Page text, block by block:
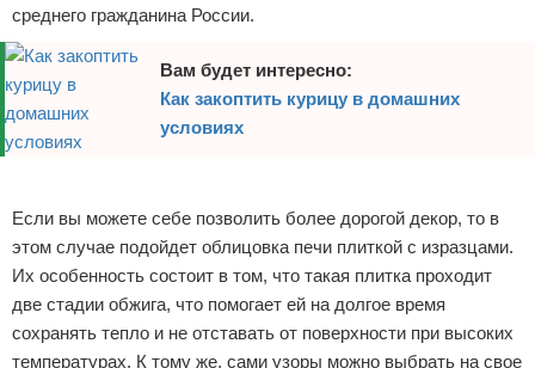
среднего гражданина России.
Вам будет интересно:
Как закоптить курицу в домашних
условиях
Если вы можете себе позволить более дорогой декор, то в
этом случае подойдет облицовка печи плиткой с изразцами.
Их особенность состоит в том, что такая плитка проходит
две стадии обжига, что помогает ей на долгое время
сохранять тепло и не отставать от поверхности при высоких
температурах. К тому же, сами узоры можно выбрать на свое